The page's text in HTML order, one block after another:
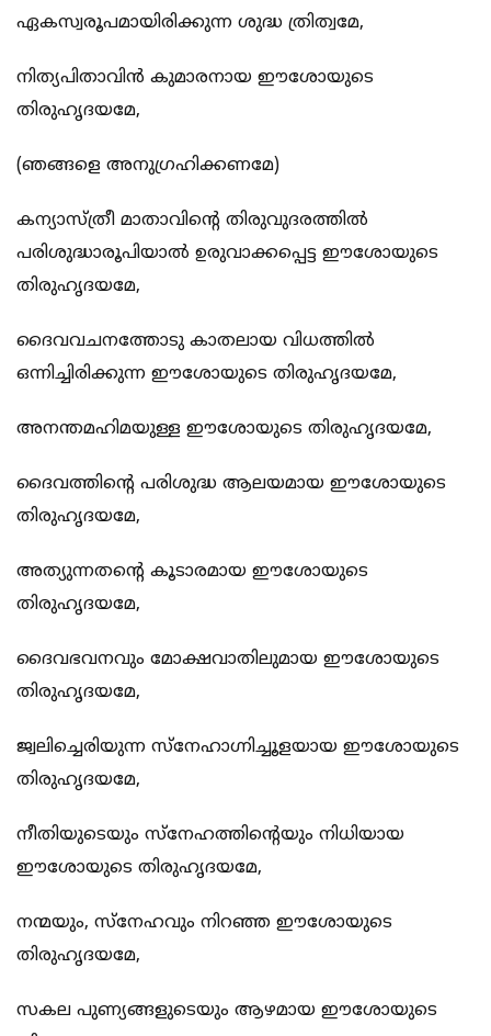
ഏകസ്വരൂപമായിരിക്കുന്ന ശുദ്ധ ത്രിത്വമേ,
നിത്യപിതാവിന്‍ കുമാരനായ ഈശോയുടെ
തിരുഹൃദയമേ,
(ഞങ്ങളെ അനുഗ്രഹിക്കണമേ)
കന്യാസ്ത്രീ മാതാവിന്‍റെ തിരുവുദരത്തില്‍
പരിശുദ്ധാരൂപിയാല്‍ ഉരുവാക്കപ്പെട്ട ഈശോയുടെ
തിരുഹൃദയമേ,
ദൈവവചനത്തോടു കാതലായ വിധത്തില്‍
ഒന്നിച്ചിരിക്കുന്ന ഈശോയുടെ തിരുഹൃദയമേ,
അനന്തമഹിമയുള്ള ഈശോയുടെ തിരുഹൃദയമേ,
ദൈവത്തിന്‍റെ പരിശുദ്ധ ആലയമായ ഈശോയുടെ
തിരുഹൃദയമേ,
അത്യുന്നതന്‍റെ കൂടാരമായ ഈശോയുടെ
തിരുഹൃദയമേ,
ദൈവഭവനവും മോക്ഷവാതിലുമായ ഈശോയുടെ
തിരുഹൃദയമേ,
ജ്വലിച്ചെരിയുന്ന സ്നേഹാഗ്നിച്ചൂളയായ ഈശോയുടെ
തിരുഹൃദയമേ,
നീതിയുടെയും സ്നേഹത്തിന്‍റെയും നിധിയായ
ഈശോയുടെ തിരുഹൃദയമേ,
നന്മയും, സ്നേഹവും നിറഞ്ഞ ഈശോയുടെ
തിരുഹൃദയമേ,
സകല പുണ്യങ്ങളുടെയും ആഴമായ ഈശോയുടെ